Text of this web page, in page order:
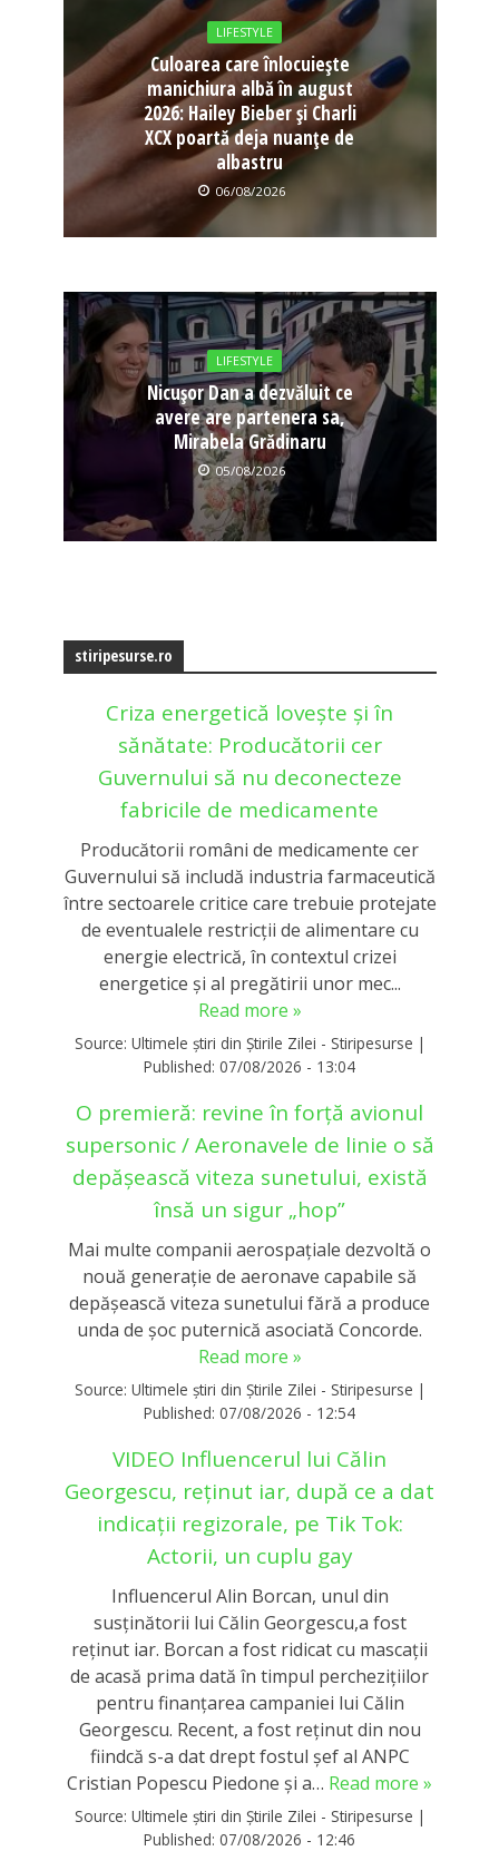
LIFESTYLE
Culoarea care înlocuiește
manichiura albă în august
2026: Hailey Bieber și Charli
XCX poartă deja nuanțe de
albastru
06/08/2026
LIFESTYLE
Nicușor Dan a dezvăluit ce
avere are partenera sa,
Mirabela Grădinaru
05/08/2026
stiripesurse.ro
Criza energetică lovește și în
sănătate: Producătorii cer
Guvernului să nu deconecteze
fabricile de medicamente
Producătorii români de medicamente cer
Guvernului să includă industria farmaceutică
între sectoarele critice care trebuie protejate
de eventualele restricții de alimentare cu
energie electrică, în contextul crizei
energetice și al pregătirii unor mec...
Read more »
Source: Ultimele știri din Știrile Zilei - Stiripesurse |
Published: 07/08/2026 - 13:04
O premieră: revine în forță avionul
supersonic / Aeronavele de linie o să
depășească viteza sunetului, există
însă un sigur „hop”
Mai multe companii aerospațiale dezvoltă o
nouă generație de aeronave capabile să
depășească viteza sunetului fără a produce
unda de șoc puternică asociată Concorde.
Read more »
Source: Ultimele știri din Știrile Zilei - Stiripesurse |
Published: 07/08/2026 - 12:54
VIDEO Influencerul lui Călin
Georgescu, reținut iar, după ce a dat
indicații regizorale, pe Tik Tok:
Actorii, un cuplu gay
Influencerul Alin Borcan, unul din
susținătorii lui Călin Georgescu,a fost
reținut iar. Borcan a fost ridicat cu mascații
de acasă prima dată în timpul perchezițiilor
pentru finanțarea campaniei lui Călin
Georgescu. Recent, a fost reținut din nou
fiindcă s-a dat drept fostul șef al ANPC
Cristian Popescu Piedone și a… Read more »
Source: Ultimele știri din Știrile Zilei - Stiripesurse |
Published: 07/08/2026 - 12:46